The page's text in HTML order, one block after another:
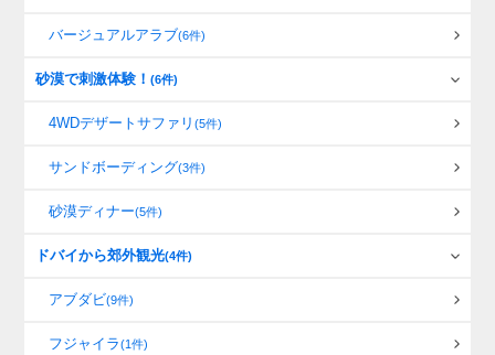
バージュアルアラブ(6件)
砂漠で刺激体験！(6件)
4WDデザートサファリ(5件)
サンドボーディング(3件)
砂漠ディナー(5件)
ドバイから郊外観光(4件)
アブダビ(9件)
フジャイラ(1件)